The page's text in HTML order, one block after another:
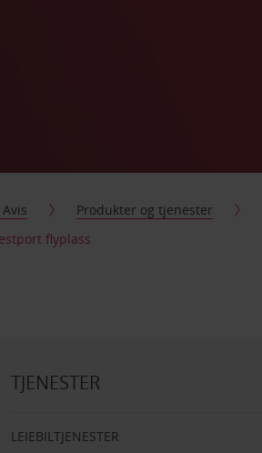
Produkter og tjenester
flyplass
TJENESTER
LEIEBILTJENESTER